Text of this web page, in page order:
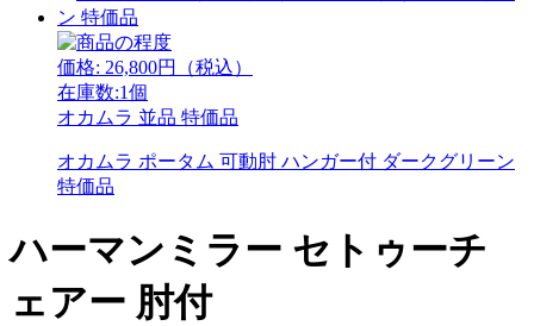
価格: 26,800円（税込）
在庫数:1個
オカムラ 並品 特価品
オカムラ ポータム 可動肘 ハンガー付 ダークグリーン
特価品
ハーマンミラー セトゥーチ
ェアー 肘付